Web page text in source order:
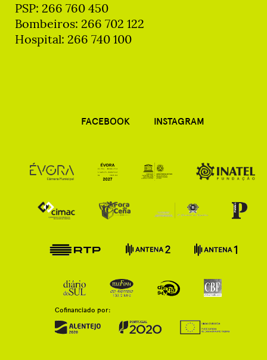
PSP: 266 760 450
Bombeiros: 266 702 122
Hospital: 266 740 100
FACEBOOK INSTAGRAM
Cofinanciado por: